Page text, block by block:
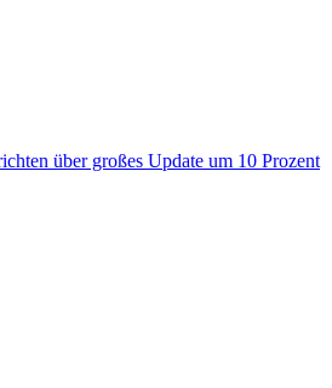
über großes Update um 10 Prozent